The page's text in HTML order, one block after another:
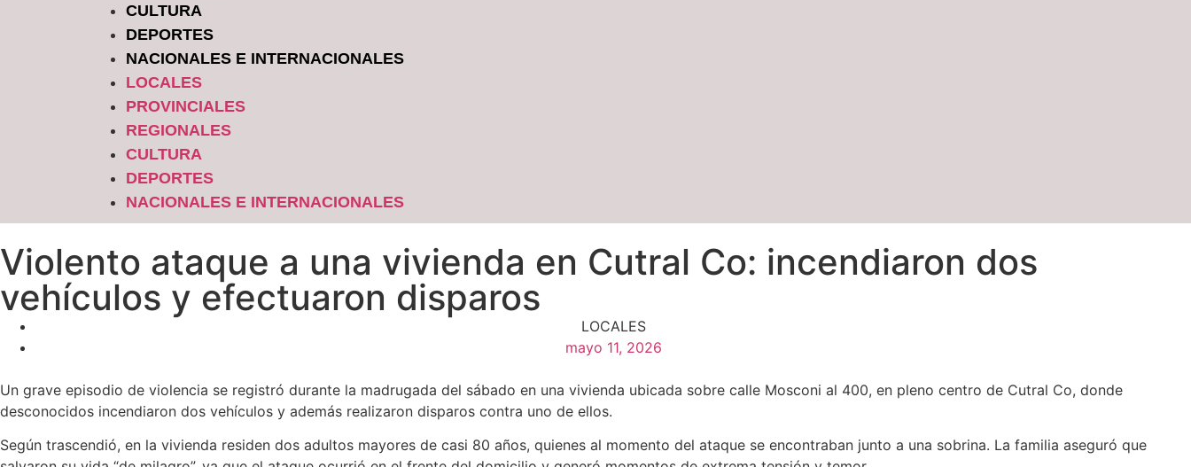
CULTURA
DEPORTES
NACIONALES E INTERNACIONALES
LOCALES
PROVINCIALES
REGIONALES
CULTURA
DEPORTES
NACIONALES E INTERNACIONALES
Violento ataque a una vivienda en Cutral Co: incendiaron dos
vehículos y efectuaron disparos
LOCALES
mayo 11, 2026
Un grave episodio de violencia se registró durante la madrugada del sábado en una vivienda ubicada sobre calle Mosconi al 400, en pleno centro de Cutral Co, donde
desconocidos incendiaron dos vehículos y además realizaron disparos contra uno de ellos.
Según trascendió, en la vivienda residen dos adultos mayores de casi 80 años, quienes al momento del ataque se encontraban junto a una sobrina. La familia aseguró que